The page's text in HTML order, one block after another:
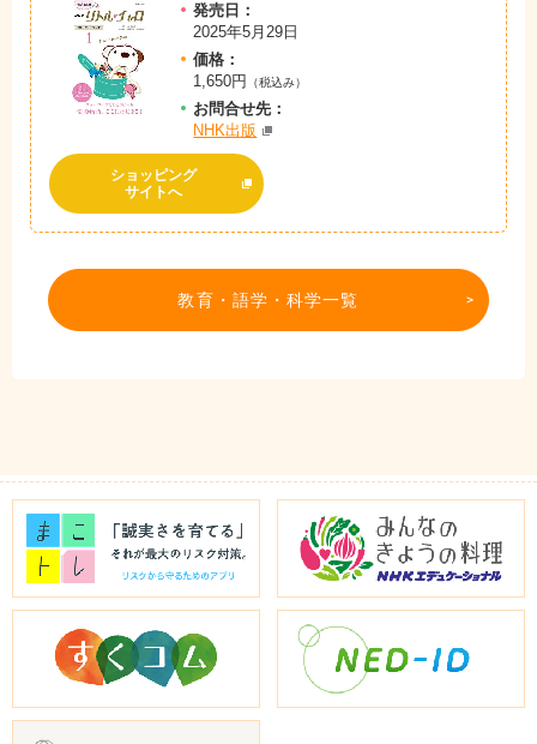
発売日：
2025年5月29日
価格：
1,650円
（税込み）
お問合せ先：
NHK出版
ショッピング
サイトへ
教育・語学・科学一覧